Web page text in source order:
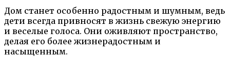
Дом станет особенно радостным и шумным, ведь
дети всегда привносят в жизнь свежую энергию
и веселые голоса. Они оживляют пространство,
делая его более жизнерадостным и
насыщенным.